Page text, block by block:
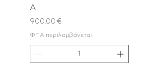
A
Τιμή
900,00 €
ΦΠΑ περιλαμβάνεται